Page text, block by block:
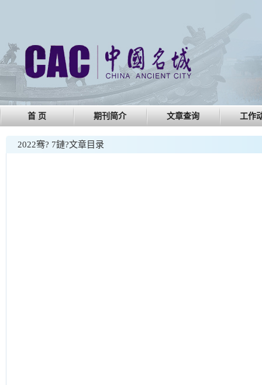
首 页 期刊简介 文章查询 工作
2022骞? 7鏈?文章目录